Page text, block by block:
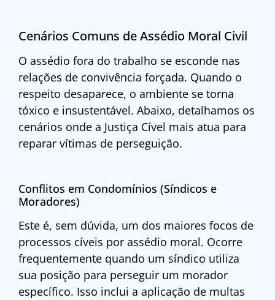
Cenários Comuns de Assédio Moral Civil
O assédio fora do trabalho se esconde nas
relações de convivência forçada. Quando o
respeito desaparece, o ambiente se torna
tóxico e insustentável. Abaixo, detalhamos os
cenários onde a Justiça Cível mais atua para
reparar vítimas de perseguição.
Conflitos em Condomínios (Síndicos e
Moradores)
Este é, sem dúvida, um dos maiores focos de
processos cíveis por assédio moral. Ocorre
frequentemente quando um síndico utiliza
sua posição para perseguir um morador
específico. Isso inclui a aplicação de multas